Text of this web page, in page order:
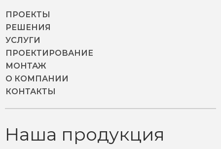
ПРОЕКТЫ
РЕШЕНИЯ
УСЛУГИ
ПРОЕКТИРОВАНИЕ
МОНТАЖ
О КОМПАНИИ
КОНТАКТЫ
Наша продукция